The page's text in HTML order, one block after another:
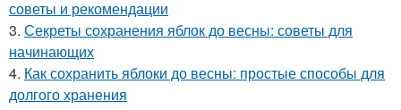
советы и рекомендации
3. Секреты сохранения яблок до весны: советы для
начинающих
4. Как сохранить яблоки до весны: простые способы для
долгого хранения